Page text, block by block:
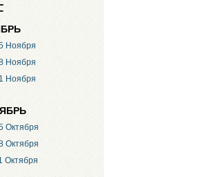
Ноября
Ноября
Ноября
Октября
Октября
Октября